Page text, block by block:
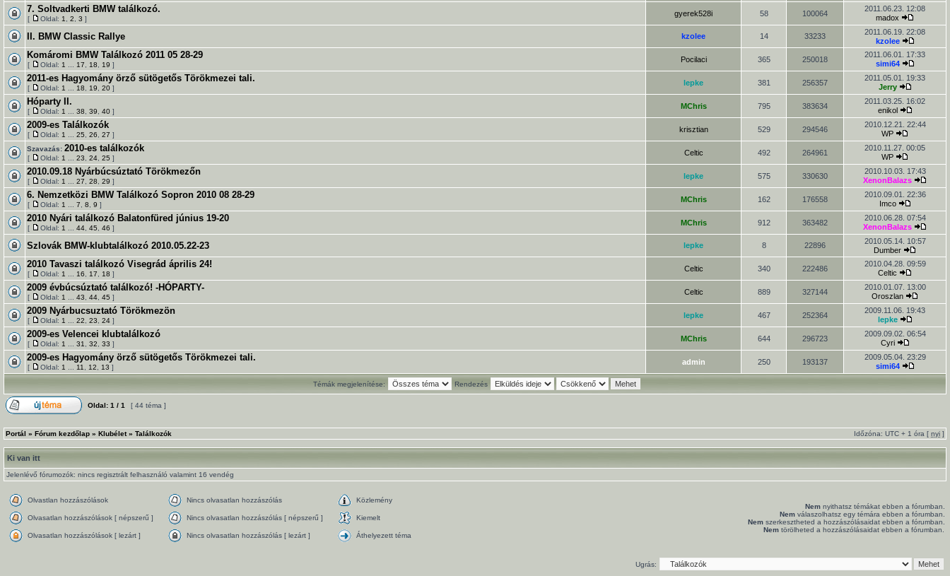
7. Soltvadkerti BMW találkozó.
[ Oldal: 1 2 3 ]
gyerek528i 58 100064
2011.06.23. 12:08
madox
II. BMW Classic Rallye kzolee 14 33233
2011.06.19. 22:08
kzolee
Komáromi BMW Találkozó 2011 05 28-29
[ Oldal: 1 17 18 19 ]
Pocilaci 365 250018
2011.06.01. 17:33
simi64
2011-es Hagyomány örző sütögetős Törökmezei tali.
[ Oldal: 1 18 19 20 ]
lepke 381 256357
2011.05.01. 19:33
Jerry
Hóparty II.
[ Oldal: 1 38 39 40 ]
MChris 795 383634
2011.03.25. 16:02
enikol
2009-es Találkozók
[ Oldal: 1 25 26 27 ]
krisztian 529 294546
2010.12.21. 22:44
WP
Szavazás: 2010-es találkozók
[ Oldal: 1 23 24 25 ]
Celtic 492 264961
2010.11.27. 00:05
WP
2010.09.18 Nyárbúcsúztató Törökmezőn
[ Oldal: 1 27 28 29 ]
lepke 575 330630
2010.10.03. 17:43
XenonBalazs
6. Nemzetközi BMW Találkozó Sopron 2010 08 28-29
[ Oldal: 1 7 8 9 ]
MChris 162 176558
2010.09.01. 22:36
Imco
2010 Nyári találkozó Balatonfüred június 19-20
[ Oldal: 1 44 45 46 ]
MChris 912 363482
2010.06.28. 07:54
XenonBalazs
Szlovák BMW-klubtalálkozó 2010.05.22-23 lepke 8 22896
2010.05.14. 10:57
Dumber
2010 Tavaszi találkozó Visegrád április 24!
[ Oldal: 1 16 17 18 ]
Celtic 340 222486
2010.04.28. 09:59
Celtic
2009 évbúcsúztató találkozó! -HÓPARTY-
[ Oldal: 1 43 44 45 ]
Celtic 889 327144
2010.01.07. 13:00
Oroszlan
2009 Nyárbucsuztató Törökmezön
[ Oldal: 1 22 23 24 ]
lepke 467 252364
2009.11.06. 19:43
lepke
2009-es Velencei klubtalálkozó
[ Oldal: 1 31 32 33 ]
MChris 644 296723
2009.09.02. 06:54
Cyri
2009-es Hagyomány örző sütögetős Törökmezei tali.
[ Oldal: 1 11 12 13 ]
admin 250 193137
2009.05.04. 23:29
simi64
Témák megjelenítése: Rendezés
Oldal: 1 / 1 [ 44 téma ]
Portál » Fórum kezdőlap » Klubélet» Találkozók Időzóna: UTC + 1 óra [ nyi ]
Ki van itt
Jelenlévő fórumozók: nincs regisztrált felhasználó valamint 16 vendég
Olvastlan hozzászólások Nincs olvasatlan hozzászólás Közlemény
Olvasatlan hozzászólások [ népszerű ] Nincs olvasatlan hozzászólás [ népszerű ] Kiemelt
Olvasatlan hozzászólások [ lezárt ] Nincs olvasatlan hozzászólás [ lezárt ] Áthelyezett téma
Nem nyithatsz témákat ebben a fórumban.
Nem válaszolhatsz egy témára ebben a fórumban.
Nem szerkesztheted a hozzászólásaidat ebben a fórumban.
Nem törölheted a hozzászólásaidat ebben a fórumban.
Ugrás: